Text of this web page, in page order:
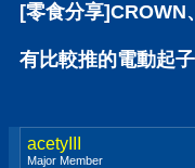
[零食分享]CROWN
有比較推的電動起
acetyIII
Major Member